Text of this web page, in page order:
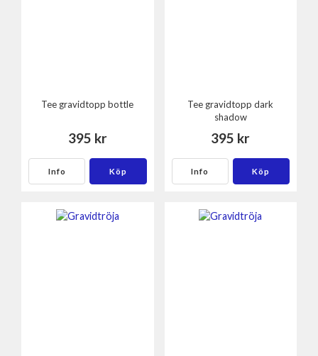
Tee gravidtopp bottle
395 kr
Info Köp
Tee gravidtopp dark
shadow
395 kr
Info Köp